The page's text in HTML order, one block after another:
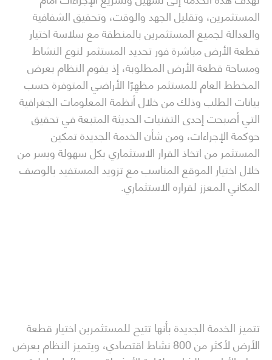
المستثمرين، وتقليل الجهد والوقت، وتحقيق الشفافية
والعدالة لجميع المستثمرين بالمنطقة مع سلاسة اختيار
قطعة الأرض مباشرة فور تحديد المستثمر لنوع النشاط
ومساحة قطعة الأرض المطلوبة، إذ يقوم النظام بعرض
المخطط العام للمستثمر مظهِرًا الأراضي المتوفرة حسب
بيانات الطلب وذلك من خلال أنظمة المعلومات الجغرافية
التي أصبحت إحدى التقنيات الحديثة المتبعة في تحقيق
حوكمة الإجراءات، ومن شأن الخدمة الجديدة تمكين
المستثمر من اتخاذ القرار الاستثماري بكل سهولة ويسر من
خلال اختيار الموقع المناسب مع تزويد المستفيد بالوصف
المكاني المعزز لقراره الاستثماري.
تتميز الخدمة الجديدة بأنها تتيح للمستثمرين اختيار قطعة
الأرض لأكثر من 800 نشاط اقتصادي، ويتميز النظام بعرض